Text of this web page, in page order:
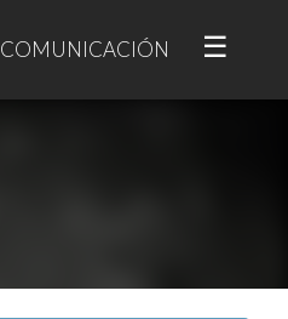
COMUNICACIÓN ☰